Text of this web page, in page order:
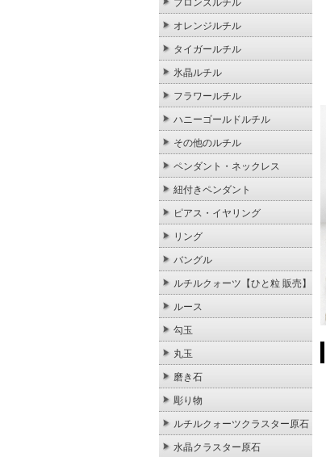
ブロンズルチル
オレンジルチル
タイガールチル
氷晶ルチル
フラワールチル
ハニーゴールドルチル
その他のルチル
ペンダント・ネックレス
紐付きペンダント
ピアス・イヤリング
リング
バングル
ルチルクォーツ【ひと粒 販売】
ルース
勾玉
丸玉
磨き石
彫り物
ルチルクォーツクラスター原石
水晶クラスター原石